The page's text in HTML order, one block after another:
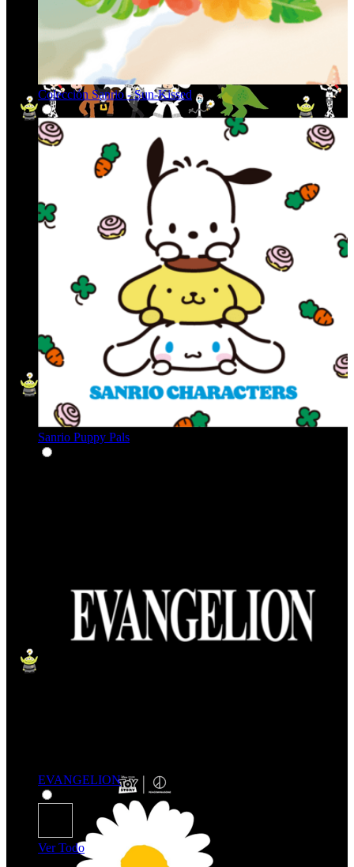
Colección Sanrio - Sun-Kissed
Sanrio Puppy Pals
EVANGELION
Ver Todo